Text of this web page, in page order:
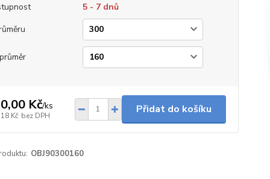
5 - 7 dnů
Kč/ks
Kč bez DPH
Přidat do košíku
OBJ90300160